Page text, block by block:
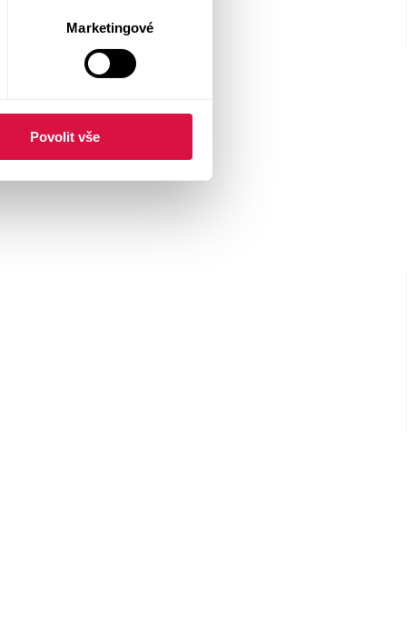
Marketingové
Povolit vše